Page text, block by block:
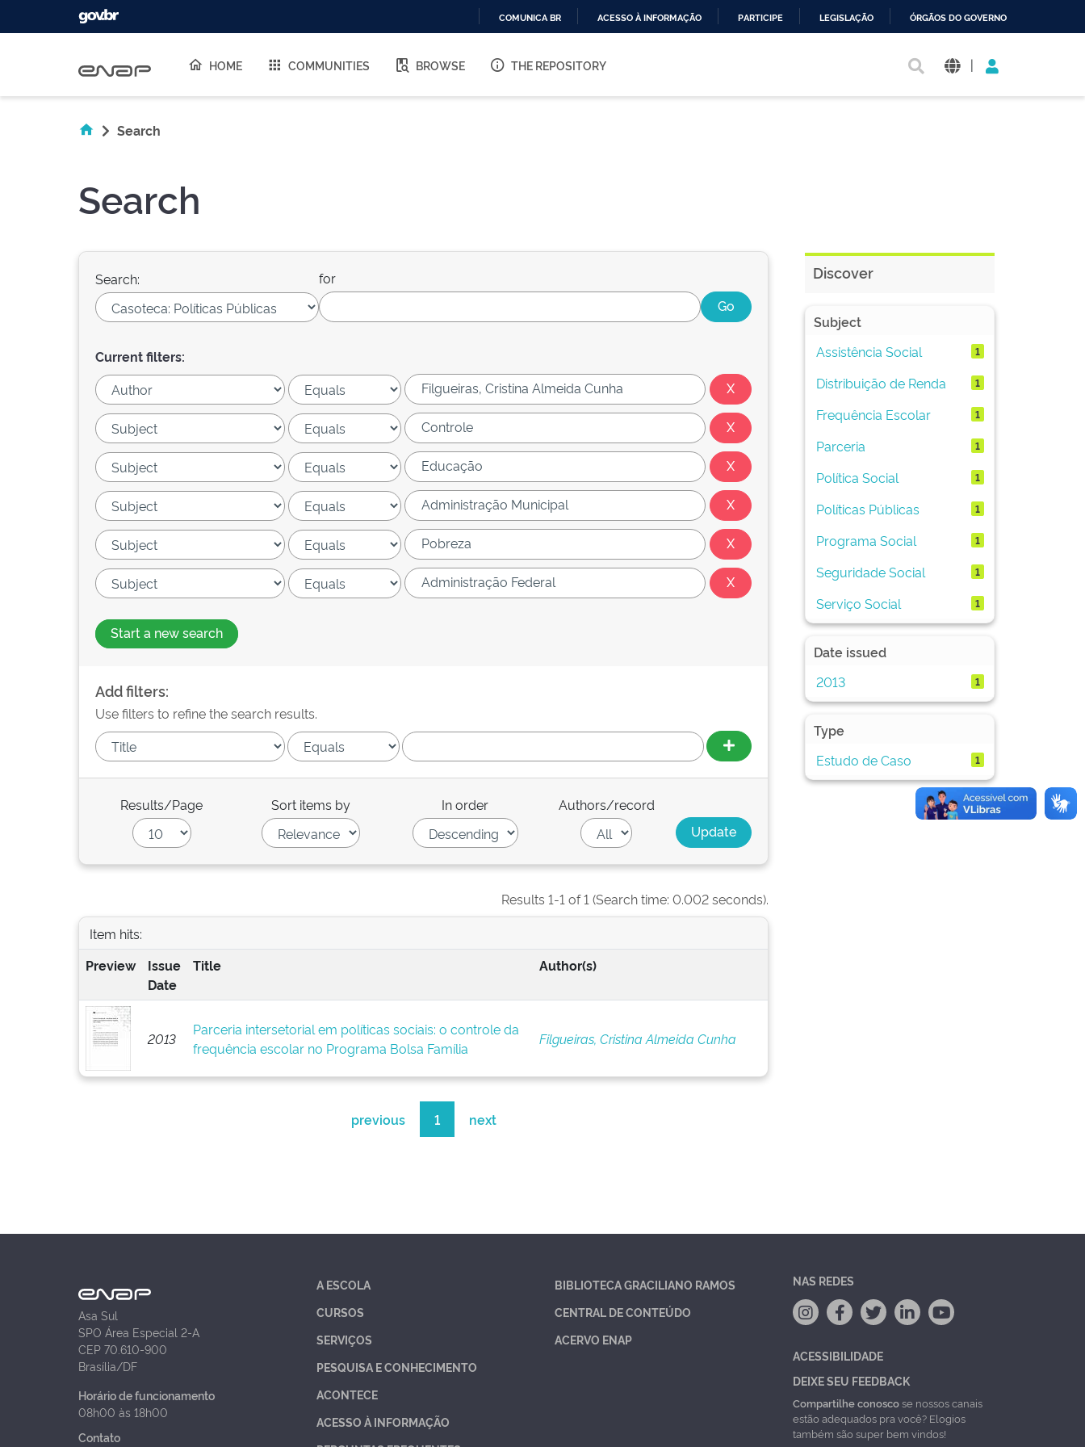
O
COMUNICA BR ACESSO À INFORMAÇÃO PARTICIPE LEGISLAÇÃO ÓRGÃOS DO GOVERNO
HOME COMMUNITIES BROWSE THE REPOSITORY |
Search
Search
Search: for
Current filters:
Start a new search
Add filters:
Use filters to refine the search results.
Results/Page Sort items by In order Authors/record
Results 1-1 of 1 (Search time: 0.002 seconds).
Item hits:
Preview
Issue
Date
Title Author(s)
2013
Parceria intersetorial em políticas sociais: o controle da
frequência escolar no Programa Bolsa Família
Filgueiras, Cristina Almeida Cunha
previous 1 next
Discover
Subject
Assistência Social
1
Distribuição de Renda 1
Frequência Escolar 1
Parceria 1
Política Social 1
Políticas Públicas 1
Programa Social 1
Seguridade Social 1
Serviço Social 1
Date issued
2013
1
Type
Estudo de Caso
1
Asa Sul
SPO Área Especial 2-A
CEP 70.610-900
Brasília/DF
Horário de funcionamento
08h00 às 18h00
Contato
A ESCOLA
CURSOS
SERVIÇOS
PESQUISA E CONHECIMENTO
ACONTECE
ACESSO À INFORMAÇÃO
BIBLIOTECA GRACILIANO RAMOS
CENTRAL DE CONTEÚDO
ACERVO ENAP
NAS REDES
ACESSIBILIDADE
DEIXE SEU FEEDBACK
Compartilhe conoscose nossos canais
estão adequados pra você? Elogios
também são super bem vindos!